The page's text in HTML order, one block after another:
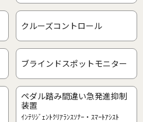
クルーズコントロール
ブラインドスポットモニター
ペダル踏み間違い急発進抑制
装置
ｲﾝﾃﾘｼﾞｪﾝﾄｸﾘｱﾗﾝｽｿﾅｰ・ｽﾏｰﾄｱｼｽﾄ